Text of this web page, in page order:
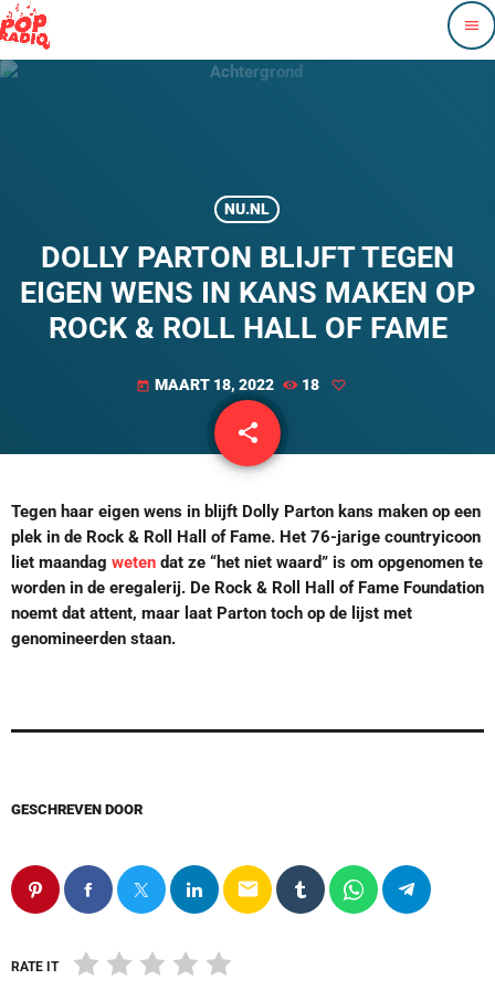
menu
NU.NL
DOLLY PARTON BLIJFT TEGEN
EIGEN WENS IN KANS MAKEN OP
ROCK & ROLL HALL OF FAME
today MAART 18, 2022 18
share
email
Tegen haar eigen wens in blijft Dolly Parton kans maken op een
plek in de Rock & Roll Hall of Fame. Het 76-jarige countryicoon
liet maandag weten dat ze “het niet waard” is om opgenomen te
worden in de eregalerij. De Rock & Roll Hall of Fame Foundation
noemt dat attent, maar laat Parton toch op de lijst met
genomineerden staan.
GESCHREVEN DOOR
email
RATE IT